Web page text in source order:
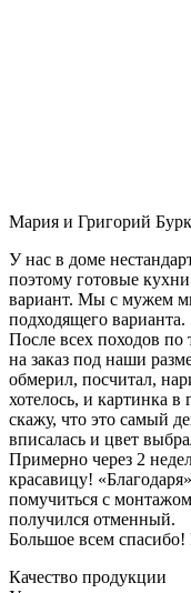
Мария и Григорий
У нас в доме
поэтому готовые
вариант. Мы с мужем
подходящего варианта.
После всех походов
на заказ под наши
обмерил, посчитал,
хотелось, и картинка в
скажу, что это самый
вписалась и цвет
Примерно через 2
красавицу!
помучиться с
получился отменный.
Большое всем
Качество продукции